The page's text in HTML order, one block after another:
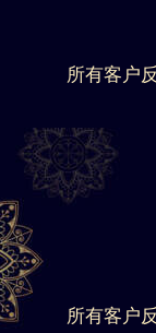
所有客户
所有客户